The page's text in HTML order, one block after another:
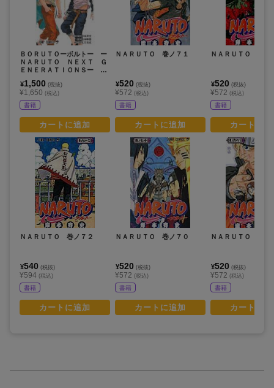
ＢＯＲＵＴＯーボルトー ー
ＮＡＲＵＴＯ ＮＥＸＴ Ｇ
ＥＮＥＲＡＴＩＯＮＳー Ｓ
¥1,500 (税抜)
¥1,650 (税込)
書籍
カートに追加
ＮＡＲＵＴＯ 巻ノ７２
¥540 (税抜)
¥594 (税込)
書籍
カートに追加
ＮＡＲＵＴＯ 巻ノ７１
¥520 (税抜)
¥572 (税込)
書籍
カートに追加
ＮＡＲＵＴＯ 巻ノ７０
¥520 (税抜)
¥572 (税込)
書籍
カートに追加
ＮＡＲＵＴＯ 巻ノ
¥520 (税抜)
¥572 (税込)
書籍
カートに
ＮＡＲＵＴＯ 巻ノ
¥520 (税抜)
¥572 (税込)
書籍
カートに